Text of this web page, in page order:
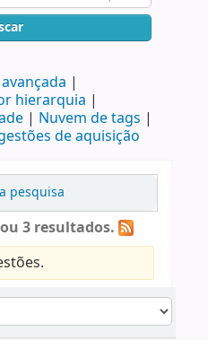
hierarquia
Nuvem de tags
de aquisição
pesquisa
3 resultados.